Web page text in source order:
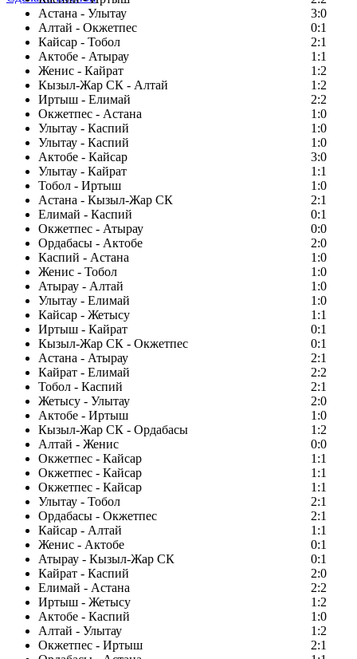
Астана - Улытау
3:0
Алтай - Окжетпес
0:1
Кайсар - Тобол
2:1
Актобе - Атырау
1:1
Женис - Кайрат
1:2
Кызыл-Жар СК - Алтай
1:2
Иртыш - Елимай
2:2
Окжетпес - Астана
1:0
Улытау - Каспий
1:0
Улытау - Каспий
1:0
Актобе - Кайсар
3:0
Улытау - Кайрат
1:1
Тобол - Иртыш
1:0
Астана - Кызыл-Жар СК
2:1
Елимай - Каспий
0:1
Окжетпес - Атырау
0:0
Ордабасы - Актобе
2:0
Каспий - Астана
1:0
Женис - Тобол
1:0
Атырау - Алтай
1:0
Улытау - Елимай
1:0
Кайсар - Жетысу
1:1
Иртыш - Кайрат
0:1
Кызыл-Жар СК - Окжетпес
0:1
Астана - Атырау
2:1
Кайрат - Елимай
2:2
Тобол - Каспий
2:1
Жетысу - Улытау
2:0
Актобе - Иртыш
1:0
Кызыл-Жар СК - Ордабасы
1:2
Алтай - Женис
0:0
Окжетпес - Кайсар
1:1
Окжетпес - Кайсар
1:1
Окжетпес - Кайсар
1:1
Улытау - Тобол
2:1
Ордабасы - Окжетпес
2:1
Кайсар - Алтай
1:1
Женис - Актобе
0:1
Атырау - Кызыл-Жар СК
0:1
Кайрат - Каспий
2:0
Елимай - Астана
2:2
Иртыш - Жетысу
1:2
Актобе - Каспий
1:0
Алтай - Улытау
1:2
Окжетпес - Иртыш
2:1